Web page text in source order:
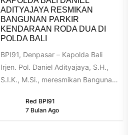
ADITYAJAYA RESMIKAN
BANGUNAN PARKIR
KENDARAAN RODA DUA DI
POLDA BALI
BPI91, Denpasar – Kapolda Bali
Irjen. Pol. Daniel Adityajaya, S.H.,
S.I.K., M.Si., meresmikan Bangunan
Red BPI91
7 Bulan Ago